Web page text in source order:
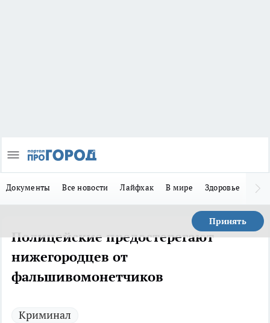
Документы Все новости Лайфхак В мире Здоровье
Принять
Полицейские предостерегают
нижегородцев от
фальшивомонетчиков
Криминал